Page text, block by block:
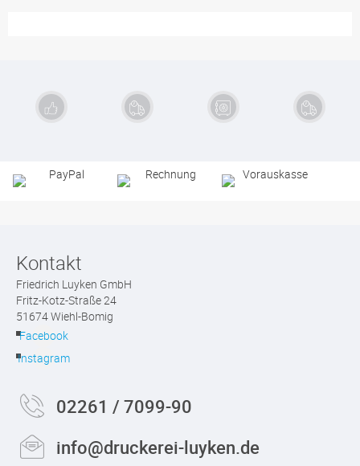
Kontakt
Friedrich Luyken GmbH
Fritz-Kotz-Straße 24
51674 Wiehl-Bomig
Facebook
Instagram
02261 / 7099-90
info@druckerei-luyken.de